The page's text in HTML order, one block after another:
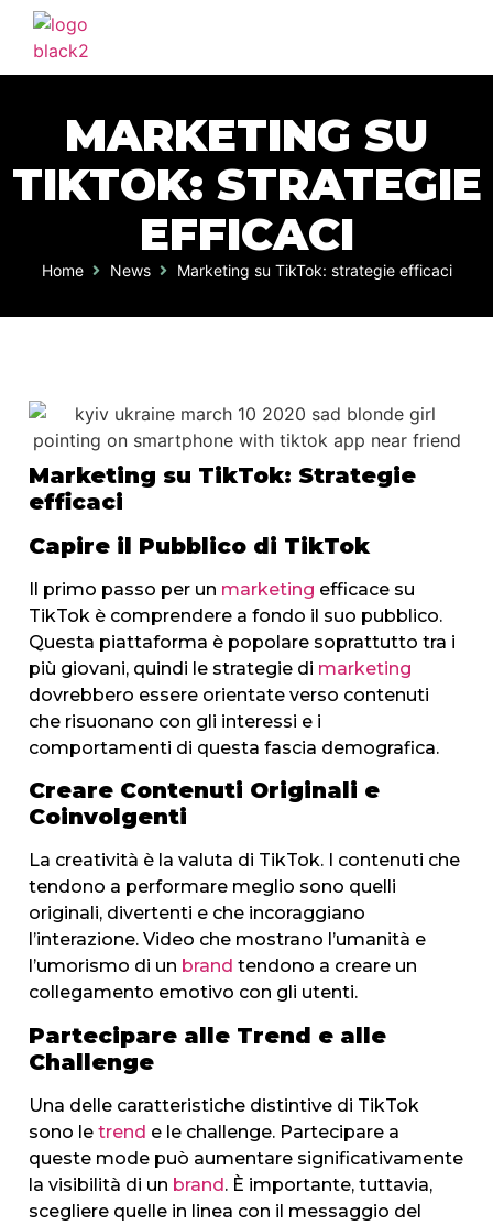
MARKETING SU
TIKTOK: STRATEGIE
EFFICACI
Home News Marketing su TikTok: strategie efficaci
Marketing su TikTok: Strategie
efficaci
Capire il Pubblico di TikTok
Il primo passo per un marketing efficace su
TikTok è comprendere a fondo il suo pubblico.
Questa piattaforma è popolare soprattutto tra i
più giovani, quindi le strategie di marketing
dovrebbero essere orientate verso contenuti
che risuonano con gli interessi e i
comportamenti di questa fascia demografica.
Creare Contenuti Originali e
Coinvolgenti
La creatività è la valuta di TikTok. I contenuti che
tendono a performare meglio sono quelli
originali, divertenti e che incoraggiano
l’interazione. Video che mostrano l’umanità e
l’umorismo di un brand tendono a creare un
collegamento emotivo con gli utenti.
Partecipare alle Trend e alle
Challenge
Una delle caratteristiche distintive di TikTok
sono le trend e le challenge. Partecipare a
queste mode può aumentare significativamente
la visibilità di un brand. È importante, tuttavia,
scegliere quelle in linea con il messaggio del